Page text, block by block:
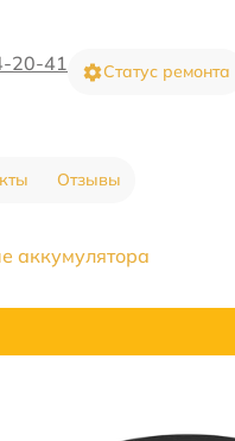
20-41 Статус ремонта
Отзывы
аккумулятора